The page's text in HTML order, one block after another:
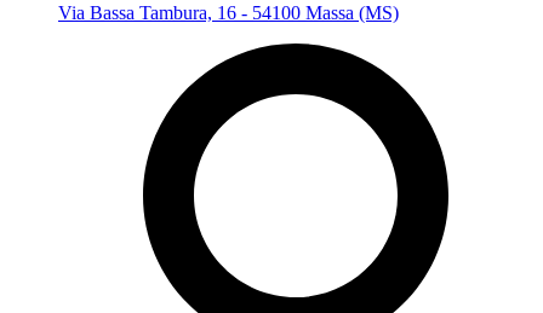
Via Bassa Tambura, 16 - 54100 Massa (MS)